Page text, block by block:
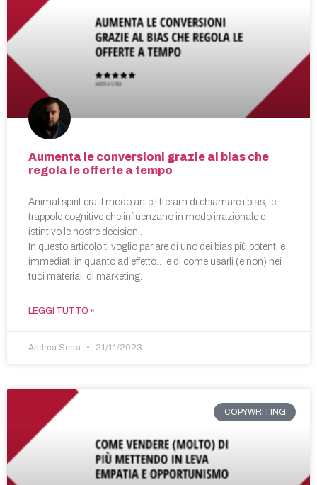
Aumenta le conversioni grazie al bias che
regola le offerte a tempo
Animal spirit era il modo ante litteram di chiamare i bias, le
trappole cognitive che influenzano in modo irrazionale e
istintivo le nostre decisioni.
In questo articolo ti voglio parlare di uno dei bias più potenti e
immediati in quanto ad effetto… e di come usarli (e non) nei
tuoi materiali di marketing.
LEGGI TUTTO »
Andrea Serra 21/11/2023
COPYWRITING